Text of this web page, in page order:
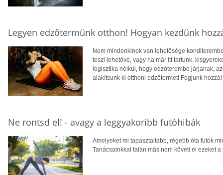
Legyen edzőtermünk otthon! Hogyan kezdünk
Nem mindenkinek van lehetősége
teszi lehetővé, vagy ha már itt tartunk,
logisztika nélkül, hogy edzőterembe járjanak,
alakítsunk ki otthoni edzőtermet! Fogjunk hozzá!
Ne rontsd el! - avagy a leggyakoribb futóhibák
Amelyeket mi tapasztaltabb, régebb óta futók
Tanácsainkkal talán más nem követi el ezeket